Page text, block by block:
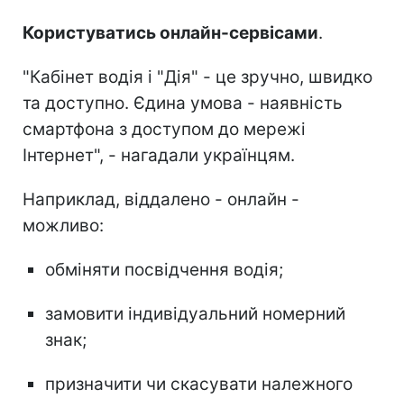
Користуватись онлайн-сервісами.
"Кабінет водія і "Дія" - це зручно, швидко
та доступно. Єдина умова - наявність
смартфона з доступом до мережі
Інтернет", - нагадали українцям.
Наприклад, віддалено - онлайн -
можливо:
обміняти посвідчення водія;
замовити індивідуальний номерний
знак;
призначити чи скасувати належного